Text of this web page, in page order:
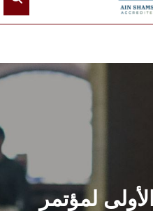
الرئيسيـة
القطاعـات
الشئون الأكاديمية
لمؤتمر